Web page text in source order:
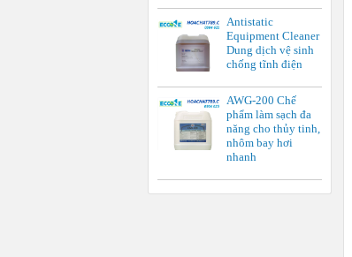
Antistatic
Equipment Cleaner
Dung dịch vệ sinh
chống tĩnh điện
AWG-200 Chế
phẩm làm sạch đa
năng cho thủy tinh,
nhôm bay hơi
nhanh